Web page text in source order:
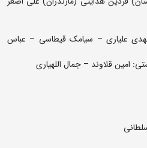
علیاری – سیامک قیطاسی – عباس
امین قلاوند – جمال اللهیاری